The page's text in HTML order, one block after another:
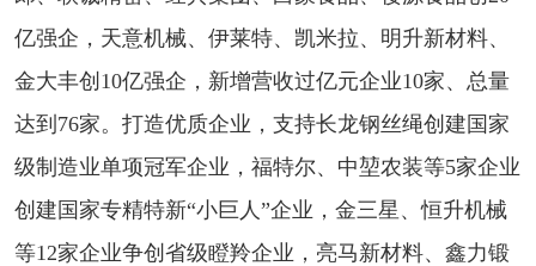
亿强企，天意机械、伊莱特、凯米拉、明升新材料、
金大丰创10亿强企，新增营收过亿元企业10家、总量
达到76家。打造优质企业，支持长龙钢丝绳创建国家
级制造业单项冠军企业，福特尔、中堃农装等5家企业
创建国家专精特新“小巨人”企业，金三星、恒升机械
等12家企业争创省级瞪羚企业，亮马新材料、鑫力锻